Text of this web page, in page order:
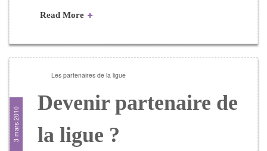
Read More
3 mars 2010
Les partenaires de la ligue
Devenir partenaire de
la ligue ?